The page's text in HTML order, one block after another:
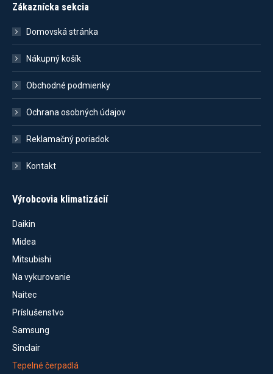
Zákaznícka sekcia
Domovská stránka
Nákupný košík
Obchodné podmienky
Ochrana osobných údajov
Reklamačný poriadok
Kontakt
Výrobcovia klimatizácií
Daikin
Midea
Mitsubishi
Na vykurovanie
Naitec
Príslušenstvo
Samsung
Sinclair
Tepelné čerpadlá